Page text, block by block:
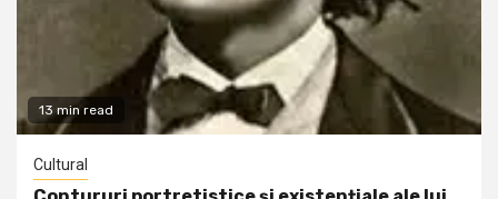
13 min read
Cultural